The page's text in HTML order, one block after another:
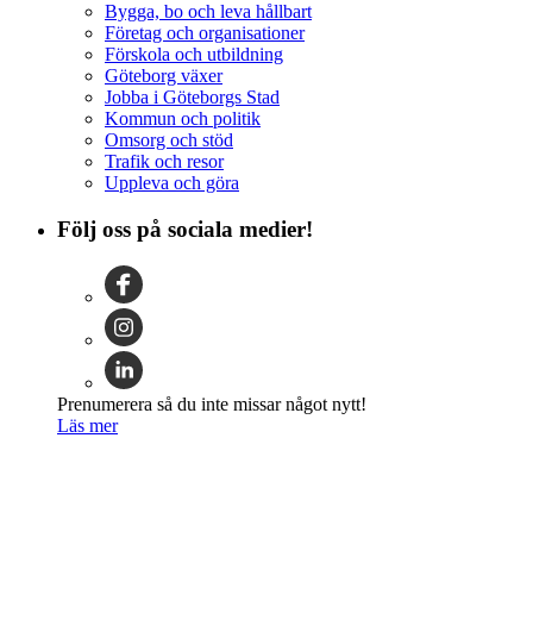
Bygga, bo och leva hållbart
Företag och organisationer
Förskola och utbildning
Göteborg växer
Jobba i Göteborgs Stad
Kommun och politik
Omsorg och stöd
Trafik och resor
Uppleva och göra
Följ oss på sociala medier!
Prenumerera så du inte missar något nytt!
Läs mer